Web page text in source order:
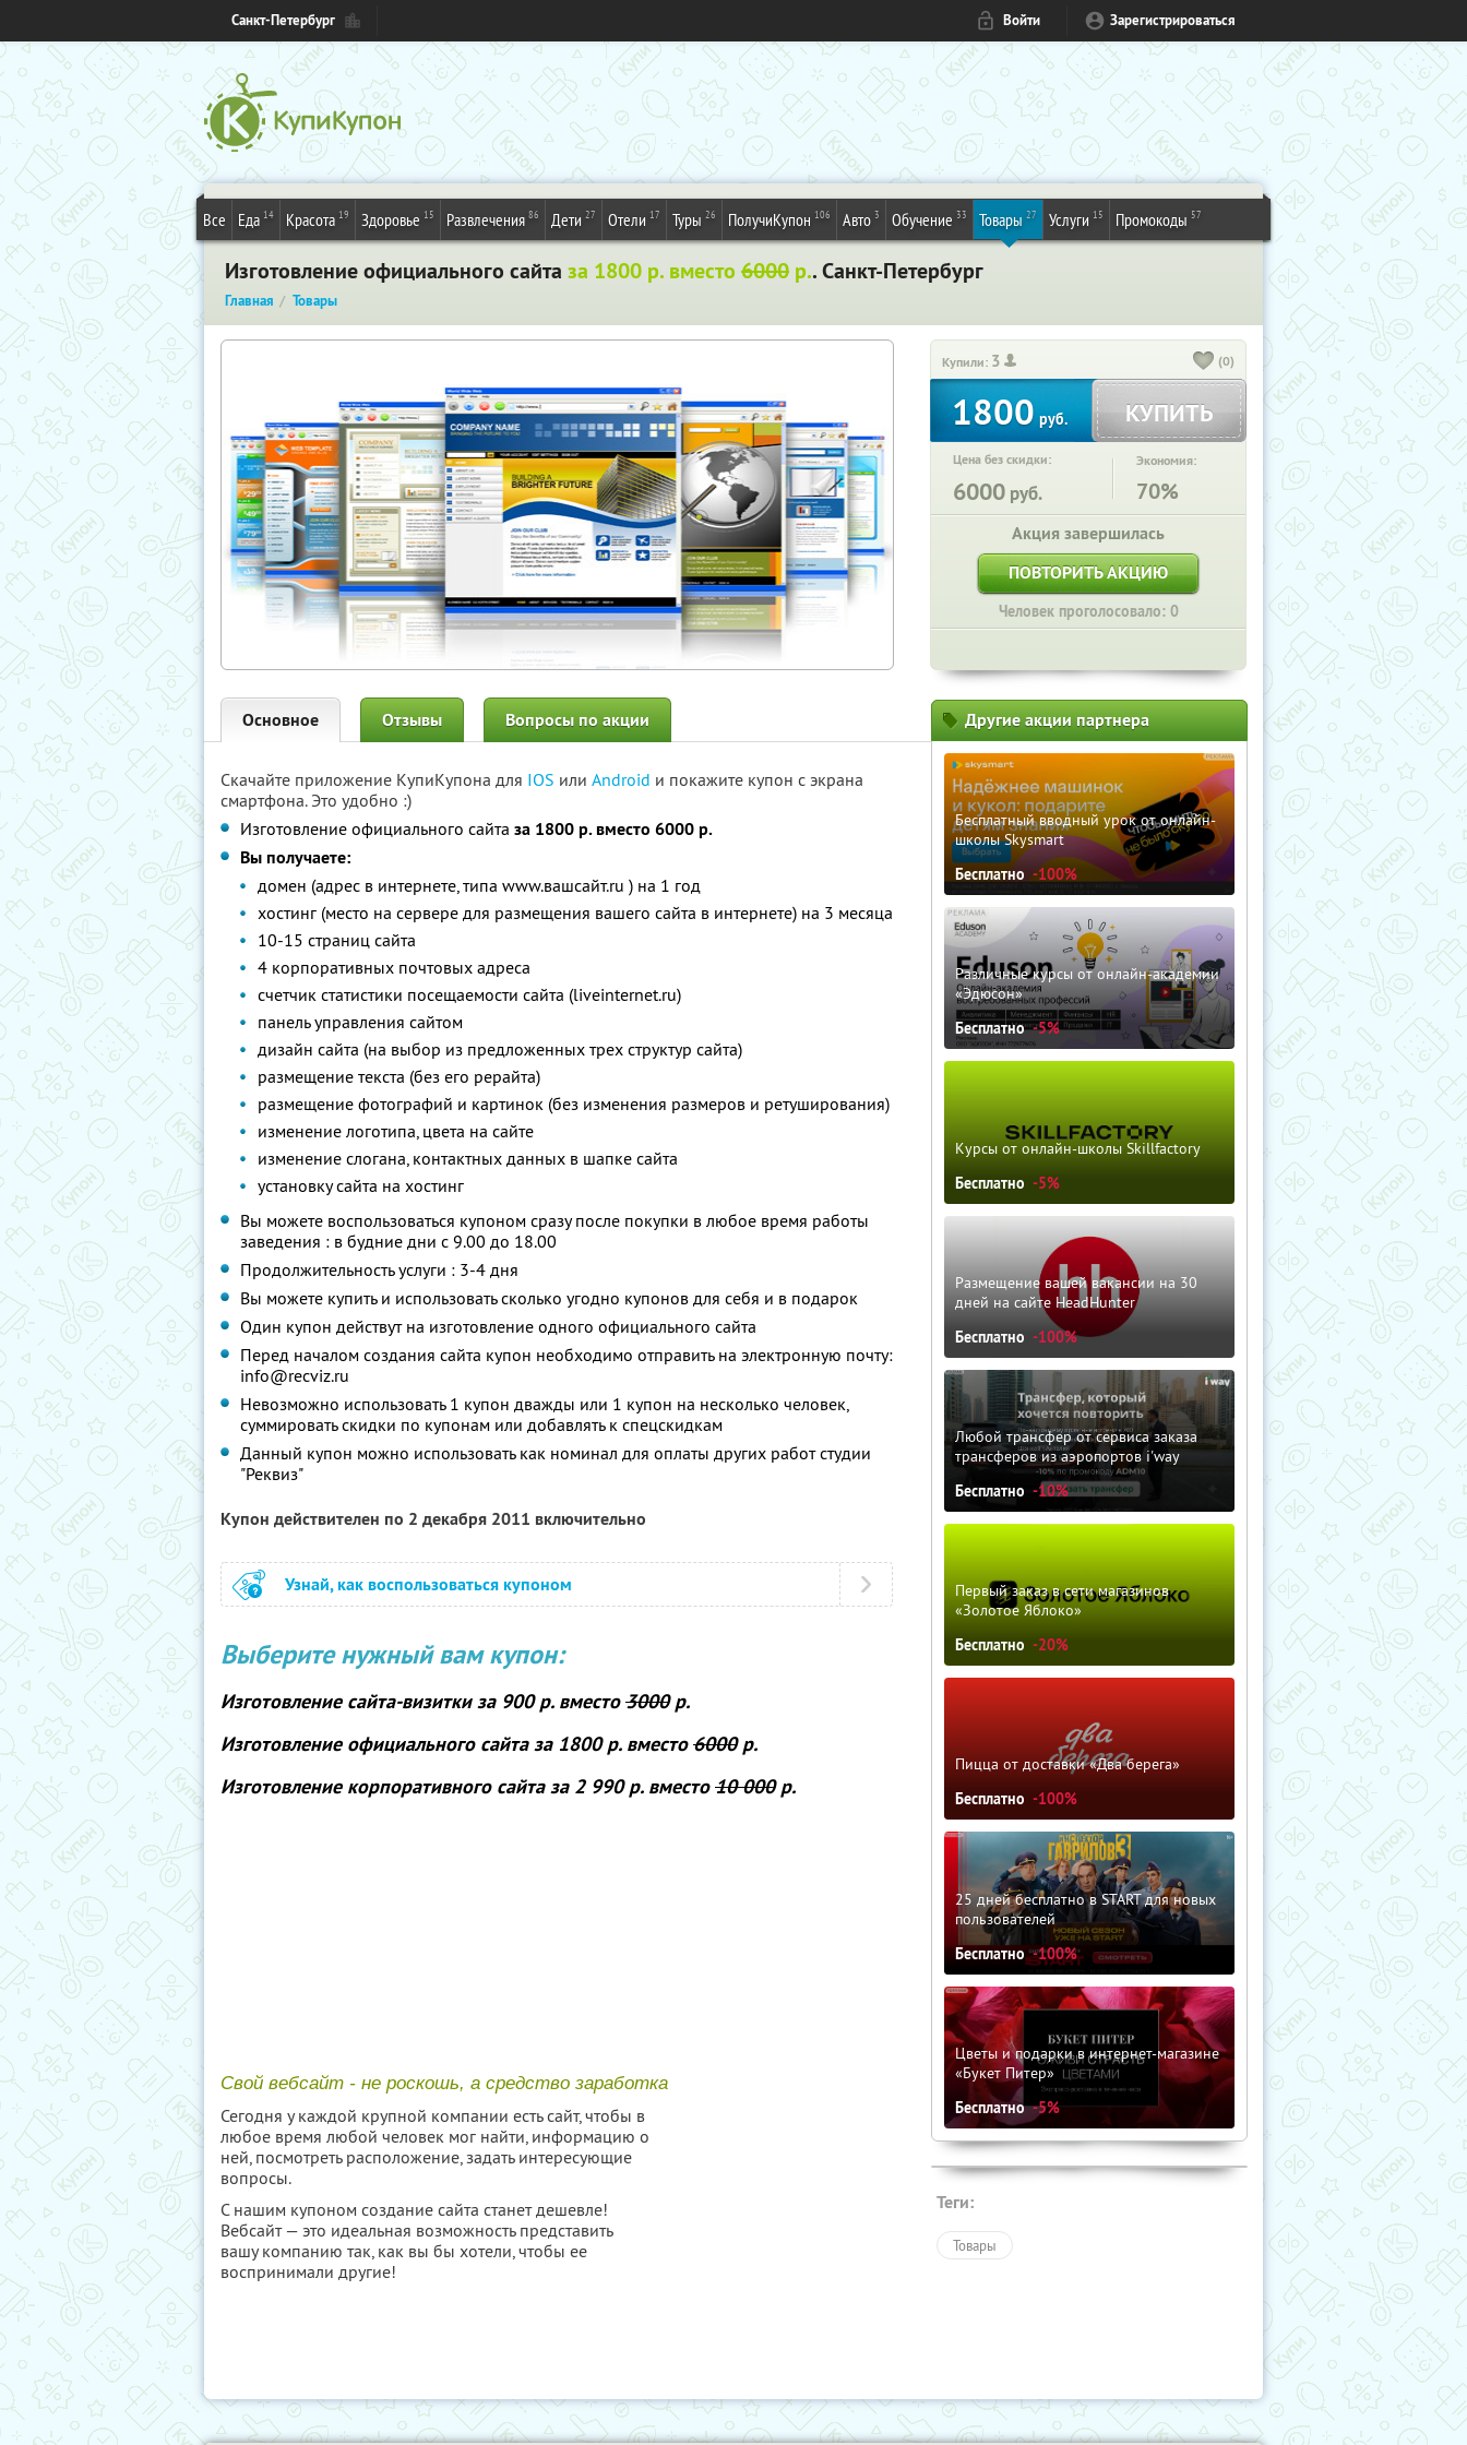
Санкт-Петербург Войти Зарегистрироваться
Все Еда 14 Красота 19 Здоровье 15 Развлечения 86 Дети 27 Отели 17 Туры 26 ПолучиКупон 106 Авто 3 Обучение 33 Товары 27 Услуги 15 Промокоды 57
Изготовление официального сайта за 1800 р. вместо 6000 р.. Санкт-Петербург
Главная Товары
Купили: 3 (0)
1800руб. КУПИТЬ
Цена без скидки:
6000 руб.
Экономия:
70%
Акция завершилась
ПОВТОРИТЬ АКЦИЮ
Человек проголосовало: 0
Основное Отзывы Вопросы по акции
Скачайте приложение КупиКупона для IOS или Android и покажите купон с экрана
смартфона. Это удобно :)
Изготовление официального сайта за 1800 р. вместо 6000 р.
Вы получаете:
домен (адрес в интернете, типа www.вашсайт.ru ) на 1 год
хостинг (место на сервере для размещения вашего сайта в интернете) на 3 месяца
10-15 страниц сайта
4 корпоративных почтовых адреса
счетчик статистики посещаемости сайта (liveinternet.ru)
панель управления сайтом
дизайн сайта (на выбор из предложенных трех структур сайта)
размещение текста (без его рерайта)
размещение фотографий и картинок (без изменения размеров и ретуширования)
изменение логотипа, цвета на сайте
изменение слогана, контактных данных в шапке сайта
установку сайта на хостинг
Вы можете воспользоваться купоном сразу после покупки в любое время работы
заведения : в будние дни с 9.00 до 18.00
Продолжительность услуги : 3-4 дня
Вы можете купить и использовать сколько угодно купонов для себя и в подарок
Один купон действут на изготовление одного официального сайта
Перед началом создания сайта купон необходимо отправить на электронную почту:
info@recviz.ru
Невозможно использовать 1 купон дважды или 1 купон на несколько человек,
суммировать скидки по купонам или добавлять к спецскидкам
Данный купон можно использовать как номинал для оплаты других работ студии
"Реквиз"
Купон действителен по 2 декабря 2011 включительно
Узнай, как воспользоваться купоном
Выберите нужный вам купон:
Изготовление сайта-визиткиза 900 р. вместо3000р.
Изготовление официального сайтаза 1800 р. вместо6000р.
Изготовление корпоративного сайтаза 2 990 р. вместо10 000р.
Свой вебсайт - не роскошь, а средство заработка
Сегодня у каждой крупной компании есть сайт, чтобы в
любое время любой человек мог найти, информацию о
ней, посмотреть расположение, задать интересующие
вопросы.
С нашим купоном создание сайта станет дешевле!
Вебсайт — это идеальная возможность представить
вашу компанию так, как вы бы хотели, чтобы ее
воспринимали другие!
Другие акции партнера
Бесплатный вводный урок от онлайн-
школы Skysmart
Бесплатно -100%
Различные курсы от онлайн-академии
«Эдюсон»
Бесплатно -5%
Курсы от онлайн-школы Skillfactory
Бесплатно -5%
Размещение вашей вакансии на 30
дней на сайте HeadHunter
Бесплатно -100%
Любой трансфер от сервиса заказа
трансферов из аэропортов i'way
Бесплатно -10%
Первый заказ в сети магазинов
«Золотое Яблоко»
Бесплатно -20%
Пицца от доставки «Два берега»
Бесплатно -100%
25 дней бесплатно в START для новых
пользователей
Бесплатно -100%
Цветы и подарки в интернет-магазине
«Букет Питер»
Бесплатно -5%
Теги:
Товары